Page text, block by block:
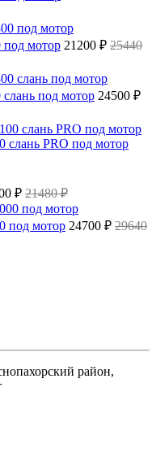
мотор 21200 ₽ 25440
под мотор 24500 ₽
PRO под мотор
₽ 21480 ₽
под мотор 24700 ₽ 29640
район,